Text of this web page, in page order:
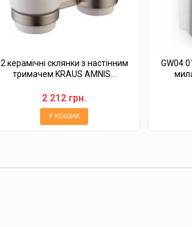
2 керамічні склянки з настінним
тримачем KRAUS AMNIS...
2 212 грн.
У КОШИК
GW04